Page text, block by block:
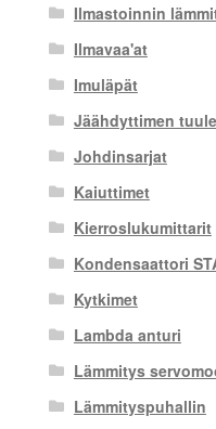
Ilmastoinnin
Ilmavaa'at
Imuläpät
Jäähdyttimen
Johdinsarjat
Kaiuttimet
Kierroslukumittarit
Kondensaattori
Kytkimet
Lambda anturi
Lämmitys
Lämmityspuhallin